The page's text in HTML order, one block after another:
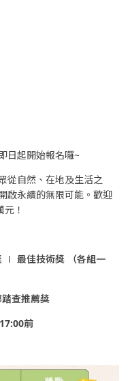
日起開始報名囉~
從自然、在地及生活之
啟永續的無限可能。歡迎
！
∣ 最佳技術獎 （各組一
查推薦獎
前